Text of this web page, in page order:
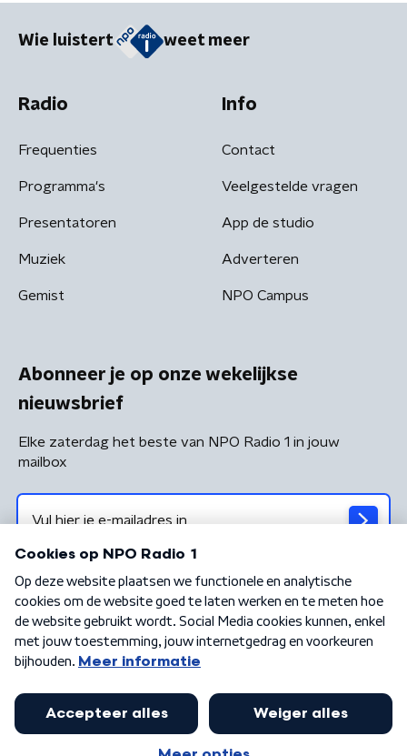
Wie luistert weet meer
Radio
Frequenties
Programma's
Presentatoren
Muziek
Gemist
Info
Contact
Veelgestelde vragen
App de studio
Adverteren
NPO Campus
Abonneer je op onze wekelijkse
nieuwsbrief
Elke zaterdag het beste van NPO Radio 1 in jouw
mailbox
Algemene voorwaarden